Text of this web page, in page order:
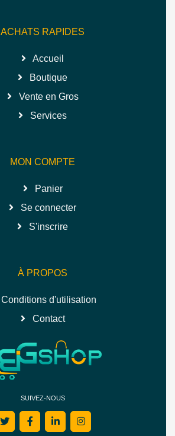
ACHATS RAPIDES
Accueil
Boutique
Vente en Gros
Services
MON COMPTE
Panier
Se connecter
S'inscrire
À PROPOS
Conditions d'utilisation
Contact
SUIVEZ-NOUS